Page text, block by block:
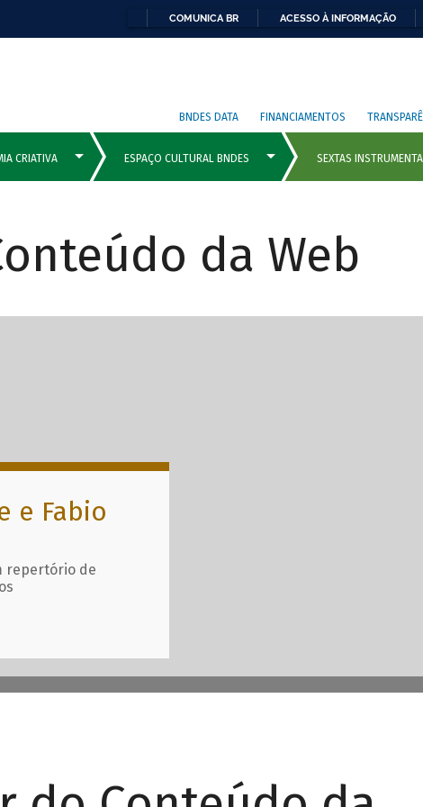
COMUNICA BR ACESSO À INFORMAÇÃO
BNDES DATA FINANCIAMENTOS
da Web
com
e Fabio
repertório de